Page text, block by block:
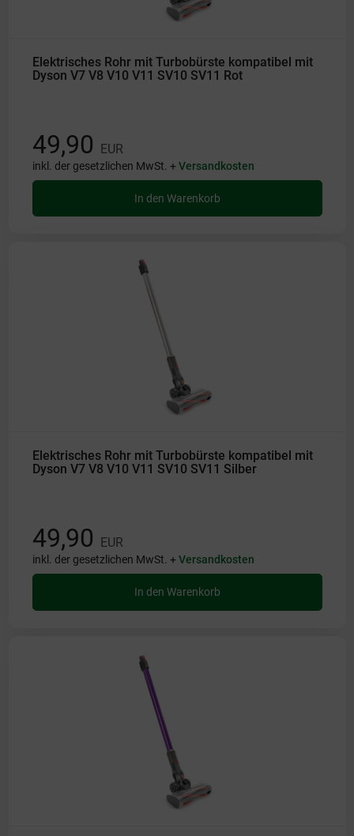
Elektrisches Rohr mit Turbobürste kompatibel mit
Dyson V7 V8 V10 V11 SV10 SV11 Rot
49,90 EUR
inkl. der gesetzlichen MwSt. +Versandkosten
In den Warenkorb
Elektrisches Rohr mit Turbobürste kompatibel mit
Dyson V7 V8 V10 V11 SV10 SV11 Silber
49,90 EUR
inkl. der gesetzlichen MwSt. +Versandkosten
In den Warenkorb